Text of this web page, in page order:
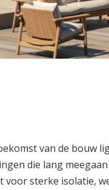
van de bouw
die lang
sterke isolatie,